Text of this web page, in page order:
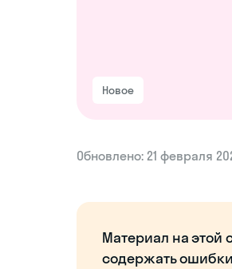
Новое
Обновлено: 21 февраля
Материал на этой
содержать